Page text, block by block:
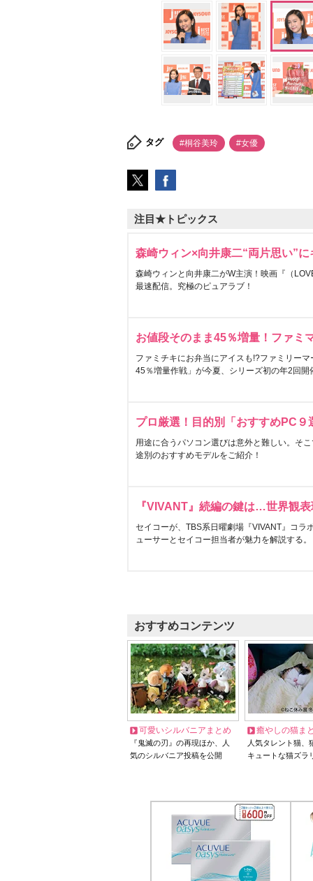
タグ #桐谷美玲 #女優
注目★トピックス
森崎ウィン×向井康二“両片思い”
森崎ウィンと向井康二がW主演！映画『（
最速配信。究極のピュアラブ！
お値段そのまま45％増量！ファミ
ファミチキにお弁当にアイスも!?ファミリー
45％増量作戦」が今夏、シリーズ初の年2回開
プロ厳選！目的別「おすすめPC９
用途に合うパソコン選びは意外と難しい。そ
途別のおすすめモデルをご紹介！
『VIVANT』続編の鍵は…世界観
セイコーが、TBS系日曜劇場『VIVANT』コラ
ューサーとセイコー担当者が魅力を解説する。
おすすめコンテンツ
可愛いシルバニアまとめ
『鬼滅の刃』の再現ほか、人
気のシルバニア投稿を公開
癒やしの猫ま
人気タレント猫
キュートな猫ズラ